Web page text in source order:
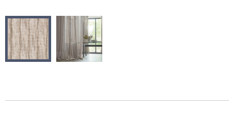
モデルハウス
新築戸建・マンション
#リリカラのある暮らし